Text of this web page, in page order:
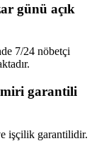
günü açık
7/24 nöbetçi
garantili
işçilik garantilidir.